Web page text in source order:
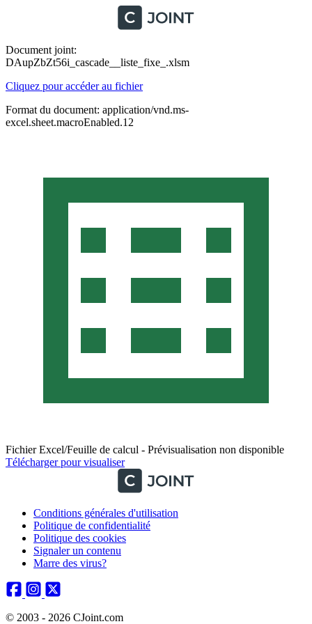
Document joint:
DAupZbZt56i_cascade__liste_fixe_.xlsm
Cliquez pour accéder au fichier
Format du document: application/vnd.ms-
excel.sheet.macroEnabled.12
Fichier Excel/Feuille de calcul - Prévisualisation non disponible
Télécharger pour visualiser
Conditions générales d'utilisation
Politique de confidentialité
Politique des cookies
Signaler un contenu
Marre des virus?
© 2003 - 2026 CJoint.com